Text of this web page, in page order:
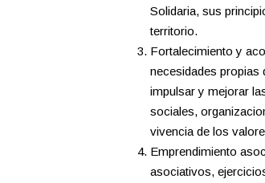
Solidaria, sus
territorio.
Fortalecimiento y
necesidades propias
impulsar y mejorar
sociales,
vivencia de los
Emprendimiento
asociativos,